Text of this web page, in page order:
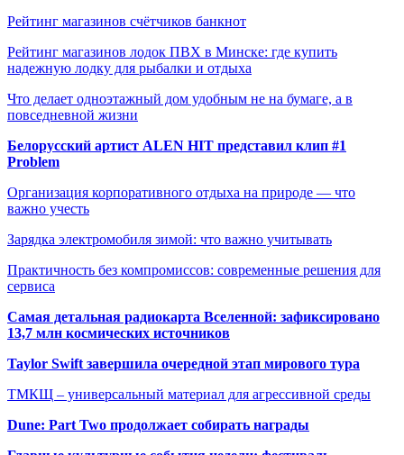
Рейтинг магазинов счётчиков банкнот
Рейтинг магазинов лодок ПВХ в Минске: где купить
надежную лодку для рыбалки и отдыха
Что делает одноэтажный дом удобным не на бумаге, а в
повседневной жизни
Белорусский артист ALEN HIT представил клип #1
Problem
Организация корпоративного отдыха на природе — что
важно учесть
Зарядка электромобиля зимой: что важно учитывать
Практичность без компромиссов: современные решения для
сервиса
Самая детальная радиокарта Вселенной: зафиксировано
13,7 млн космических источников
Taylor Swift завершила очередной этап мирового тура
ТМКЩ – универсальный материал для агрессивной среды
Dune: Part Two продолжает собирать награды